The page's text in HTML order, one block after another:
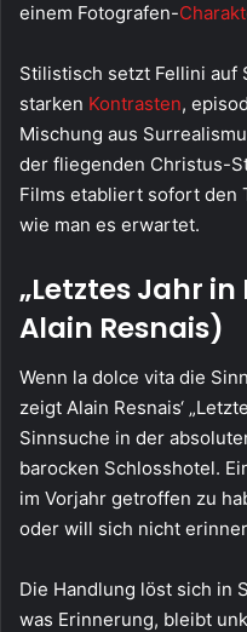
einem Fotografen-
Stilistisch setzt Fellini auf
starken Kontrasten,
Mischung aus
der fliegenden Christus-
Films etabliert sofort den
wie man es erwartet.
„Letztes Jahr in
Alain Resnais)
Wenn la dolce vita die
zeigt Alain Resnais‘
Sinnsuche in der
barocken Schlosshotel.
im Vorjahr getroffen zu
oder will sich nicht
Die Handlung löst sich in
was Erinnerung, bleibt